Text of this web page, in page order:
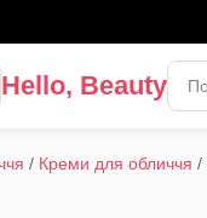
Hello, Beauty
/ Креми для обличчя /